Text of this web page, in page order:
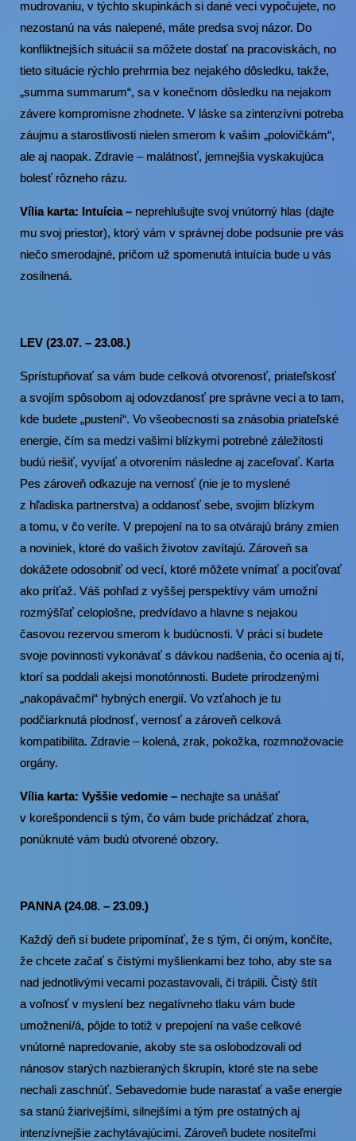
mudrovaniu, v týchto skupinkách si dané veci vypočujete, no
nezostanú na vás nalepené, máte predsa svoj názor. Do
konfliktnejších situácií sa môžete dostať na pracoviskách, no
tieto situácie rýchlo prehrmia bez nejakého dôsledku, takže,
„summa summarum“, sa v konečnom dôsledku na nejakom
závere kompromisne zhodnete. V láske sa zintenzívni potreba
záujmu a starostlivosti nielen smerom k vašim „polovičkám“,
ale aj naopak. Zdravie – malátnosť, jemnejšia vyskakujúca
bolesť rôzneho rázu.
Vília karta: Intuícia – neprehlušujte svoj vnútorný hlas (dajte
mu svoj priestor), ktorý vám v správnej dobe podsunie pre vás
niečo smerodajné, pričom už spomenutá intuícia bude u vás
zosilnená.
LEV (23.07. – 23.08.)
Sprístupňovať sa vám bude celková otvorenosť, priateľskosť
a svojím spôsobom aj odovzdanosť pre správne veci a to tam,
kde budete „pustení“. Vo všeobecnosti sa znásobia priateľské
energie, čím sa medzi vašimi blízkymi potrebné záležitosti
budú riešiť, vyvíjať a otvorením následne aj zaceľovať. Karta
Pes zároveň odkazuje na vernosť (nie je to myslené
z hľadiska partnerstva) a oddanosť sebe, svojim blízkym
a tomu, v čo veríte. V prepojení na to sa otvárajú brány zmien
a noviniek, ktoré do vašich životov zavítajú. Zároveň sa
dokážete odosobniť od vecí, ktoré môžete vnímať a pociťovať
ako príťaž. Váš pohľad z vyššej perspektívy vám umožní
rozmýšľať celoplošne, predvídavo a hlavne s nejakou
časovou rezervou smerom k budúcnosti. V práci si budete
svoje povinnosti vykonávať s dávkou nadšenia, čo ocenia aj tí,
ktorí sa poddali akejsi monotónnosti. Budete prirodzenými
„nakopávačmi“ hybných energií. Vo vzťahoch je tu
podčiarknutá plodnosť, vernosť a zároveň celková
kompatibilita. Zdravie – kolená, zrak, pokožka, rozmnožovacie
orgány.
Vília karta: Vyššie vedomie – nechajte sa unášať
v korešpondencii s tým, čo vám bude prichádzať zhora,
ponúknuté vám budú otvorené obzory.
PANNA (24.08. – 23.09.)
Každý deň si budete pripomínať, že s tým, či oným, končíte,
že chcete začať s čistými myšlienkami bez toho, aby ste sa
nad jednotlivými vecami pozastavovali, či trápili. Čistý štít
a voľnosť v myslení bez negatívneho tlaku vám bude
umožnení/á, pôjde to totiž v prepojení na vaše celkové
vnútorné napredovanie, akoby ste sa oslobodzovali od
nánosov starých nazbieraných škrupín, ktoré ste na sebe
nechali zaschnúť. Sebavedomie bude narastať a vaše energie
sa stanú žiarivejšími, silnejšími a tým pre ostatných aj
intenzívnejšie zachytávajúcimi. Zároveň budete nositeľmi